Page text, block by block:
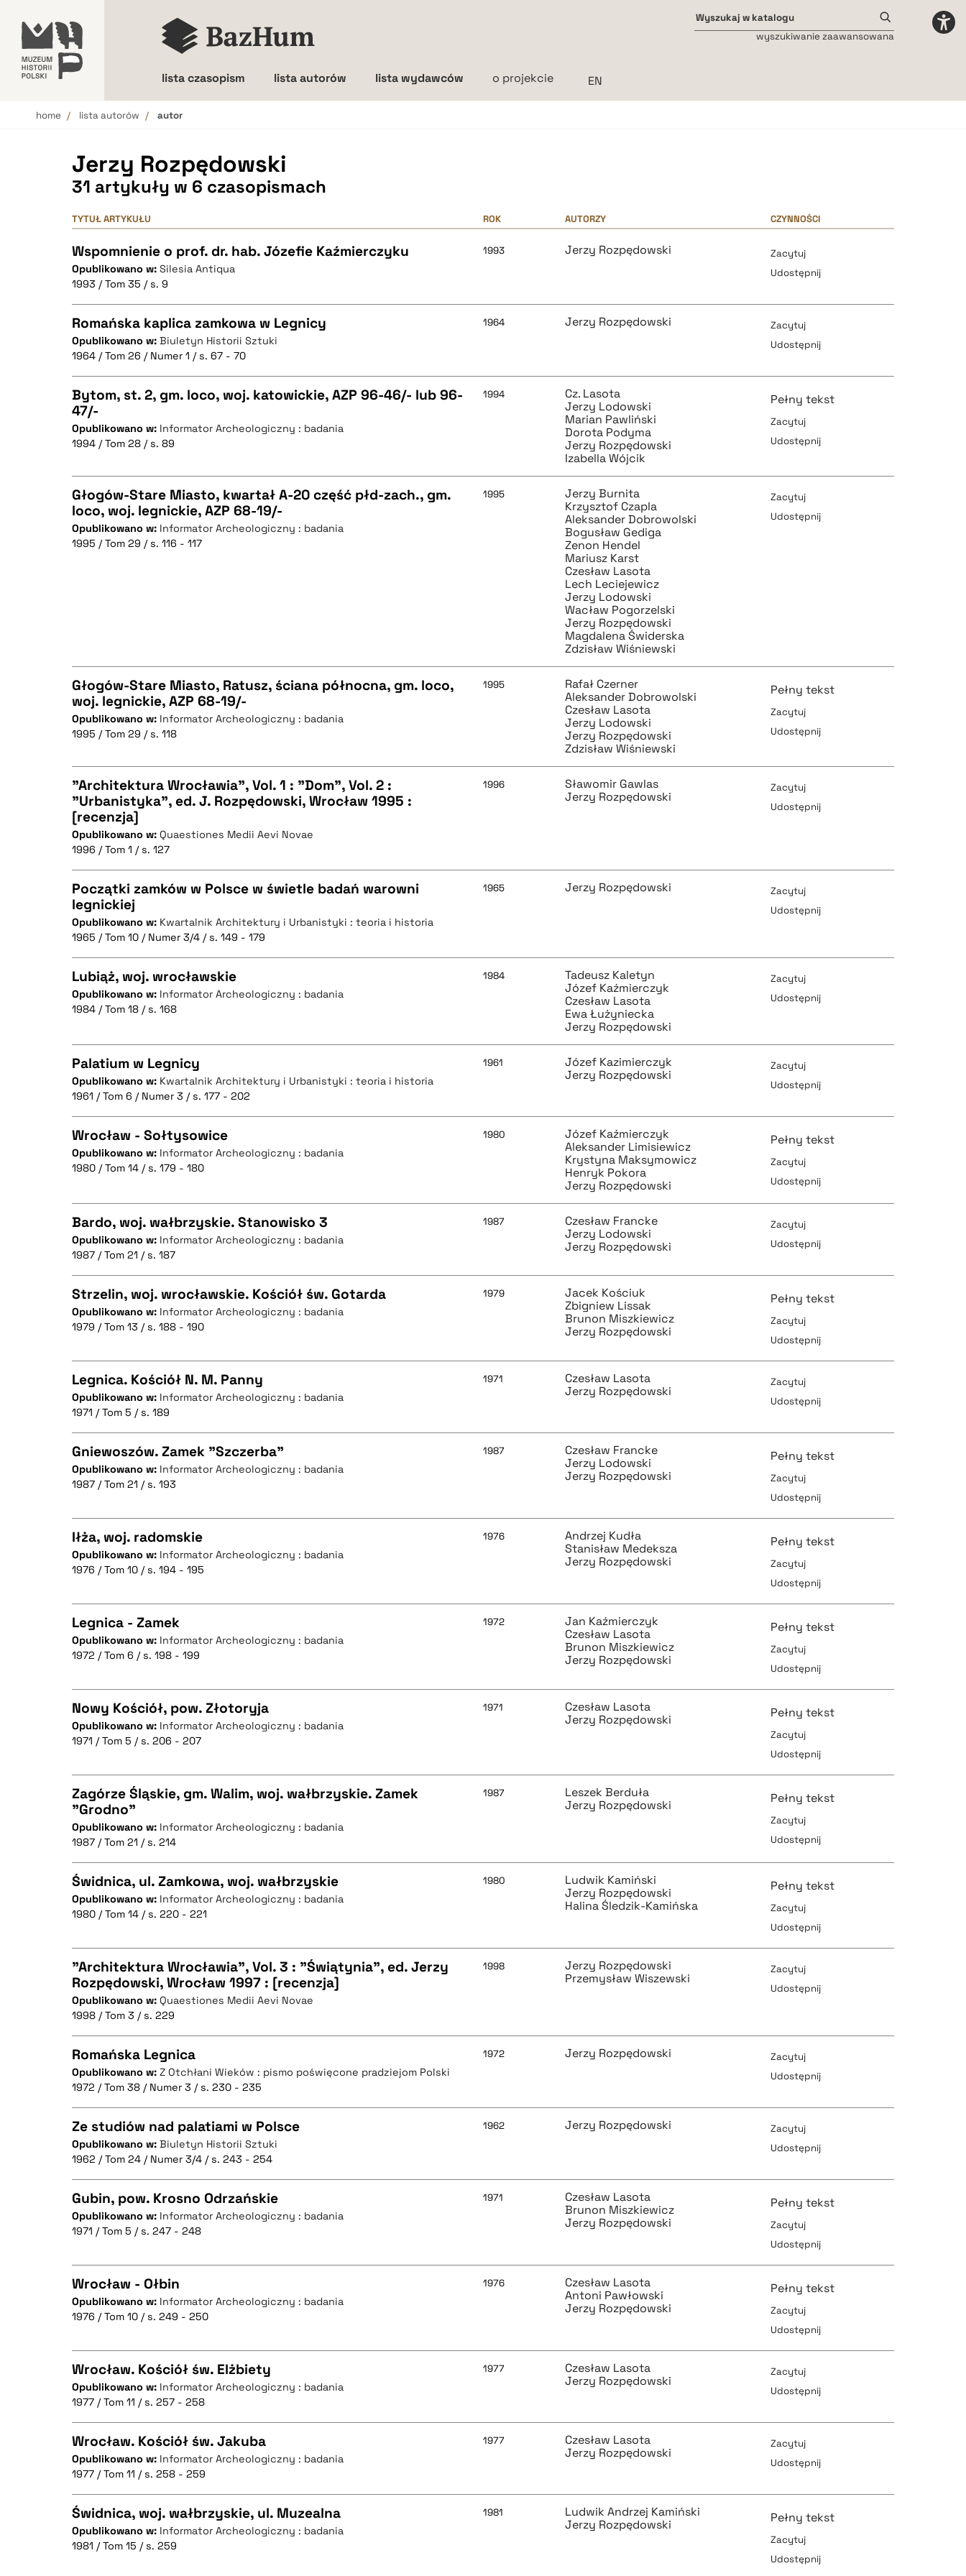
lista czasopism lista autorów lista wydawców o projekcie
wyszukiwanie zaawansowana
home lista autorów autor
Jerzy Rozpędowski
31 artykuły w 6 czasopismach
TYTUŁ ARTYKUŁU ROK AUTORZY CZYNNOŚCI
Wspomnienie o prof. dr. hab. Józefie Kaźmierczyku
Opublikowano w: Silesia Antiqua
1993 / Tom 35 / s. 9
1993 Jerzy Rozpędowski
Zacytuj
Udostępnij
CZYSTY TEKST
BIBTEX
Romańska kaplica zamkowa w Legnicy
Opublikowano w: Biuletyn Historii Sztuki
1964 / Tom 26 / Numer 1 / s. 67 - 70
1964 Jerzy Rozpędowski
Zacytuj
Udostępnij
CZYSTY TEKST
BIBTEX
Bytom, st. 2, gm. loco, woj. katowickie, AZP 96-46/- lub 96-
47/-
Opublikowano w: Informator Archeologiczny : badania
1994 / Tom 28 / s. 89
1994
Cz. Lasota
Jerzy Lodowski
Marian Pawliński
Dorota Podyma
Jerzy Rozpędowski
Izabella Wójcik
Pełny tekst
Zacytuj
Udostępnij
CZYSTY TEKST
Głogów-Stare Miasto, kwartał A-20 część płd-zach., gm.
loco, woj. legnickie, AZP 68-19/-
Opublikowano w: Informator Archeologiczny : badania
1995 / Tom 29 / s. 116 - 117
1995
Jerzy Burnita
Krzysztof Czapla
Aleksander Dobrowolski
Bogusław Gediga
Zenon Hendel
Mariusz Karst
Czesław Lasota
Lech Leciejewicz
Jerzy Lodowski
Wacław Pogorzelski
Jerzy Rozpędowski
Magdalena Świderska
Zdzisław Wiśniewski
Zacytuj
Udostępnij
CZYSTY TEKST
BIBTEX
Głogów-Stare Miasto, Ratusz, ściana północna, gm. loco,
woj. legnickie, AZP 68-19/-
Opublikowano w: Informator Archeologiczny : badania
1995 / Tom 29 / s. 118
1995
Rafał Czerner
Aleksander Dobrowolski
Czesław Lasota
Jerzy Lodowski
Jerzy Rozpędowski
Zdzisław Wiśniewski
Pełny tekst
Zacytuj
Udostępnij
CZYSTY TEKST
BIBTEX
"Architektura Wrocławia", Vol. 1 : "Dom", Vol. 2 :
"Urbanistyka", ed. J. Rozpędowski, Wrocław 1995 :
[recenzja]
Opublikowano w: Quaestiones Medii Aevi Novae
1996 / Tom 1 / s. 127
1996
Sławomir Gawlas
Jerzy Rozpędowski
Zacytuj
Udostępnij
CZYSTY TEKST
pobierz cytat
BIBTEX
Początki zamków w Polsce w świetle badań warowni
legnickiej
Opublikowano w: Kwartalnik Architektury i Urbanistyki : teoria i historia
1965 / Tom 10 / Numer 3/4 / s. 149 - 179
1965 Jerzy Rozpędowski
Zacytuj
Udostępnij
CZYSTY TEKST
pobierz cytat
BIBTEX
pobierz cytat
Lubiąż, woj. wrocławskie
Opublikowano w: Informator Archeologiczny : badania
1984 / Tom 18 / s. 168
1984
Tadeusz Kaletyn
Józef Kaźmierczyk
Czesław Lasota
Ewa Łużyniecka
Jerzy Rozpędowski
Zacytuj
Udostępnij
CZYSTY TEKST
BIBTEX
pobierz cytat
Palatium w Legnicy
Opublikowano w: Kwartalnik Architektury i Urbanistyki : teoria i historia
1961 / Tom 6 / Numer 3 / s. 177 - 202
1961
Józef Kazimierczyk
Jerzy Rozpędowski
Zacytuj
Udostępnij
CZYSTY TEKST
pobierz cytat
BIBTEX
pobierz cytat
Wrocław - Sołtysowice
Opublikowano w: Informator Archeologiczny : badania
1980 / Tom 14 / s. 179 - 180
1980
Józef Kaźmierczyk
Aleksander Limisiewicz
Krystyna Maksymowicz
Henryk Pokora
Jerzy Rozpędowski
Pełny tekst
Zacytuj
Udostępnij
CZYSTY TEKST
BIBTEX
Bardo, woj. wałbrzyskie. Stanowisko 3
Opublikowano w: Informator Archeologiczny : badania
1987 / Tom 21 / s. 187
1987
Czesław Francke
Jerzy Lodowski
Jerzy Rozpędowski
Zacytuj
Udostępnij
CZYSTY TEKST
pobierz cytat
BIBTEX
Strzelin, woj. wrocławskie. Kościół św. Gotarda
Opublikowano w: Informator Archeologiczny : badania
1979 / Tom 13 / s. 188 - 190
1979
Jacek Kościuk
Zbigniew Lissak
Brunon Miszkiewicz
Jerzy Rozpędowski
Pełny tekst
Zacytuj
Udostępnij
CZYSTY TEKST
BIBTEX
Legnica. Kościół N. M. Panny
Opublikowano w: Informator Archeologiczny : badania
1971 / Tom 5 / s. 189
1971
Czesław Lasota
Jerzy Rozpędowski
Zacytuj
Udostępnij
CZYSTY TEKST
pobierz cytat
BIBTEX
Gniewoszów. Zamek "Szczerba"
Opublikowano w: Informator Archeologiczny : badania
1987 / Tom 21 / s. 193
1987
Czesław Francke
Jerzy Lodowski
Jerzy Rozpędowski
Pełny tekst
Zacytuj
Udostępnij
CZYSTY TEKST
pobierz cytat
BIBTEX
Iłża, woj. radomskie
Opublikowano w: Informator Archeologiczny : badania
1976 / Tom 10 / s. 194 - 195
1976
Andrzej Kudła
Stanisław Medeksza
Jerzy Rozpędowski
Pełny tekst
Zacytuj
Udostępnij
CZYSTY TEKST
pobierz cytat
BIBTEX
Legnica - Zamek
Opublikowano w: Informator Archeologiczny : badania
1972 / Tom 6 / s. 198 - 199
1972
Jan Kaźmierczyk
Czesław Lasota
Brunon Miszkiewicz
Jerzy Rozpędowski
Pełny tekst
Zacytuj
Udostępnij
CZYSTY TEKST
pobierz cytat
BIBTEX
Nowy Kościół, pow. Złotoryja
Opublikowano w: Informator Archeologiczny : badania
1971 / Tom 5 / s. 206 - 207
1971
Czesław Lasota
Jerzy Rozpędowski
Pełny tekst
Zacytuj
Udostępnij
CZYSTY TEKST
pobierz cytat
BIBTEX
Zagórze Śląskie, gm. Walim, woj. wałbrzyskie. Zamek
"Grodno"
Opublikowano w: Informator Archeologiczny : badania
1987 / Tom 21 / s. 214
1987
Leszek Berduła
Jerzy Rozpędowski
Pełny tekst
Zacytuj
Udostępnij
CZYSTY TEKST
pobierz cytat
BIBTEX
Świdnica, ul. Zamkowa, woj. wałbrzyskie
Opublikowano w: Informator Archeologiczny : badania
1980 / Tom 14 / s. 220 - 221
1980
Ludwik Kamiński
Jerzy Rozpędowski
Halina Śledzik-Kamińska
Pełny tekst
Zacytuj
Udostępnij
CZYSTY TEKST
pobierz cytat
BIBTEX
pobierz cytat
"Architektura Wrocławia", Vol. 3 : "Świątynia", ed. Jerzy
Rozpędowski, Wrocław 1997 : [recenzja]
Opublikowano w: Quaestiones Medii Aevi Novae
1998 / Tom 3 / s. 229
1998
Jerzy Rozpędowski
Przemysław Wiszewski
Zacytuj
Udostępnij
CZYSTY TEKST
pobierz cytat
BIBTEX
pobierz cytat
Romańska Legnica
Opublikowano w: Z Otchłani Wieków : pismo poświęcone pradziejom Polski
1972 / Tom 38 / Numer 3 / s. 230 - 235
1972 Jerzy Rozpędowski
Zacytuj
Udostępnij
CZYSTY TEKST
BIBTEX
Ze studiów nad palatiami w Polsce
Opublikowano w: Biuletyn Historii Sztuki
1962 / Tom 24 / Numer 3/4 / s. 243 - 254
1962 Jerzy Rozpędowski
Zacytuj
Udostępnij
CZYSTY TEKST
pobierz cytat
BIBTEX
Gubin, pow. Krosno Odrzańskie
Opublikowano w: Informator Archeologiczny : badania
1971 / Tom 5 / s. 247 - 248
1971
Czesław Lasota
Brunon Miszkiewicz
Jerzy Rozpędowski
Pełny tekst
Zacytuj
Udostępnij
CZYSTY TEKST
pobierz cytat
BIBTEX
Wrocław - Ołbin
Opublikowano w: Informator Archeologiczny : badania
1976 / Tom 10 / s. 249 - 250
1976
Czesław Lasota
Antoni Pawłowski
Jerzy Rozpędowski
Pełny tekst
Zacytuj
Udostępnij
CZYSTY TEKST
pobierz cytat
BIBTEX
pobierz cytat
Wrocław. Kościół św. Elżbiety
Opublikowano w: Informator Archeologiczny : badania
1977 / Tom 11 / s. 257 - 258
1977
Czesław Lasota
Jerzy Rozpędowski
Zacytuj
Udostępnij
CZYSTY TEKST
BIBTEX
Wrocław. Kościół św. Jakuba
Opublikowano w: Informator Archeologiczny : badania
1977 / Tom 11 / s. 258 - 259
1977
Czesław Lasota
Jerzy Rozpędowski
Zacytuj
Udostępnij
CZYSTY TEKST
Świdnica, woj. wałbrzyskie, ul. Muzealna
Opublikowano w: Informator Archeologiczny : badania
1981 / Tom 15 / s. 259
1981
Ludwik Andrzej Kamiński
Jerzy Rozpędowski
Pełny tekst
Zacytuj
Udostępnij